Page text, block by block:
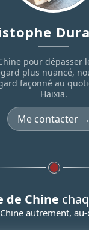
pour dépasser
plus nuancé,
façonné au
Haixia.
Me contacter →
de Chine
autrement,